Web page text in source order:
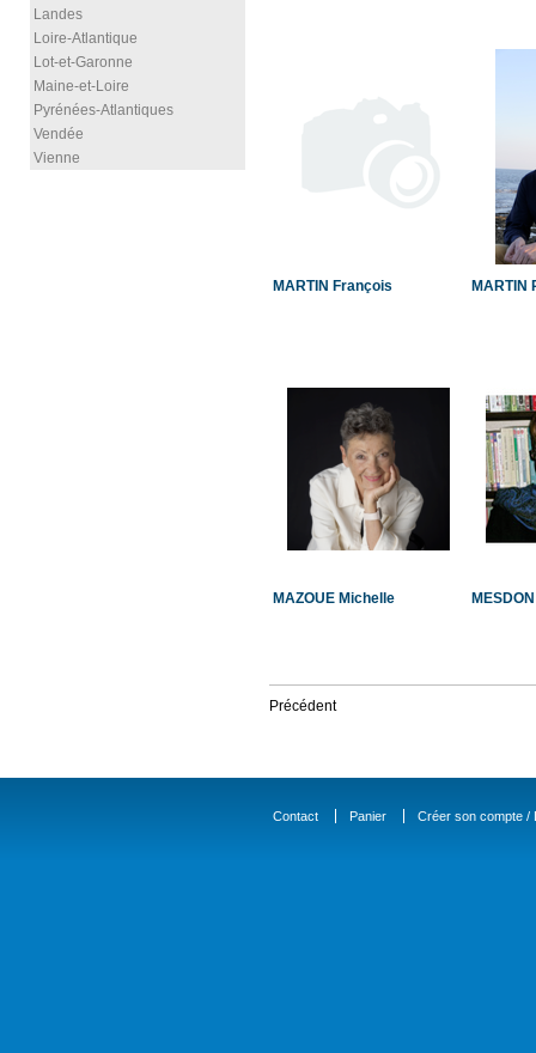
Landes
Loire-Atlantique
Lot-et-Garonne
Maine-et-Loire
Pyrénées-Atlantiques
Vendée
Vienne
MARTIN François MARTIN
MAZOUE Michelle
Précédent
Contact Panier Créer son compte /